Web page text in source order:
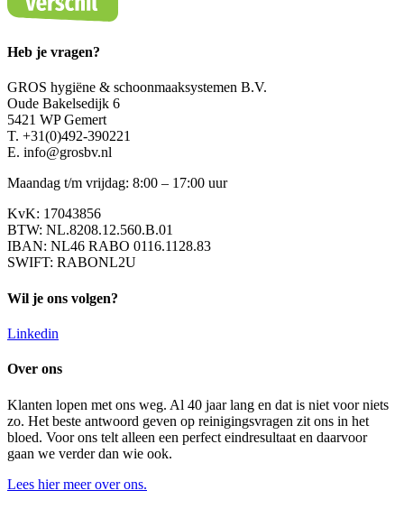
Heb je vragen?
GROS hygiëne & schoonmaaksystemen B.V.
Oude Bakelsedijk 6
5421 WP Gemert
T. +31(0)492-390221
E. info@grosbv.nl
Maandag t/m vrijdag: 8:00 – 17:00 uur
KvK: 17043856
BTW: NL.8208.12.560.B.01
IBAN: NL46 RABO 0116.1128.83
SWIFT: RABONL2U
Wil je ons volgen?
Linkedin
Over ons
Klanten lopen met ons weg. Al 40 jaar lang en dat is niet voor niets
zo. Het beste antwoord geven op reinigingsvragen zit ons in het
bloed. Voor ons telt alleen een perfect eindresultaat en daarvoor
gaan we verder dan wie ook.
Lees hier meer over ons.